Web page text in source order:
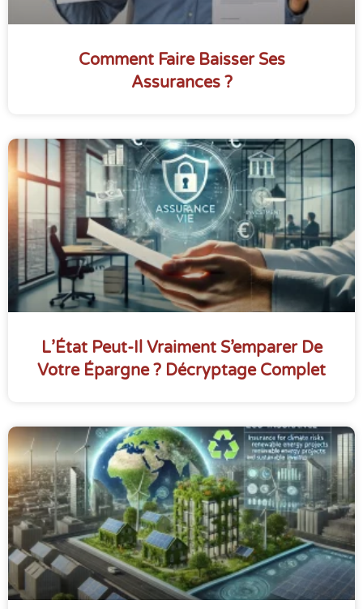
Comment Faire Baisser Ses
Assurances ?
L’État Peut-Il Vraiment S’emparer De
Votre Épargne ? Décryptage Complet